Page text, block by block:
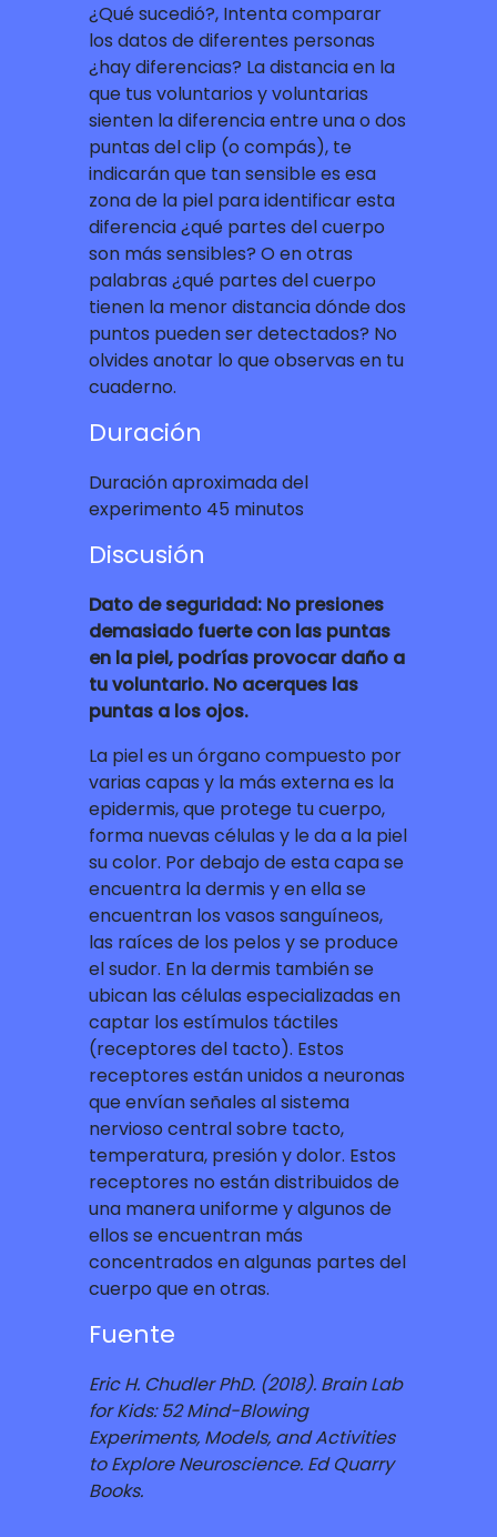
¿Qué sucedió?, Intenta comparar
los datos de diferentes personas
¿hay diferencias? La distancia en la
que tus voluntarios y voluntarias
sienten la diferencia entre una o dos
puntas del clip (o compás), te
indicarán que tan sensible es esa
zona de la piel para identificar esta
diferencia ¿qué partes del cuerpo
son más sensibles? O en otras
palabras ¿qué partes del cuerpo
tienen la menor distancia dónde dos
puntos pueden ser detectados? No
olvides anotar lo que observas en tu
cuaderno.
Duración
Duración aproximada del
experimento 45 minutos
Discusión
Dato de seguridad: No presiones
demasiado fuerte con las puntas
en la piel, podrías provocar daño a
tu voluntario. No acerques las
puntas a los ojos.
La piel es un órgano compuesto por
varias capas y la más externa es la
epidermis, que protege tu cuerpo,
forma nuevas células y le da a la piel
su color. Por debajo de esta capa se
encuentra la dermis y en ella se
encuentran los vasos sanguíneos,
las raíces de los pelos y se produce
el sudor. En la dermis también se
ubican las células especializadas en
captar los estímulos táctiles
(receptores del tacto). Estos
receptores están unidos a neuronas
que envían señales al sistema
nervioso central sobre tacto,
temperatura, presión y dolor. Estos
receptores no están distribuidos de
una manera uniforme y algunos de
ellos se encuentran más
concentrados en algunas partes del
cuerpo que en otras.
Fuente
Eric H. Chudler PhD. (2018). Brain Lab
for Kids: 52 Mind-Blowing
Experiments, Models, and Activities
to Explore Neuroscience. Ed Quarry
Books.